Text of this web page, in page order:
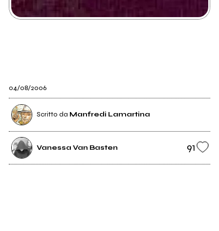
04/08/2006
Scritto da Manfredi Lamartina
Vanessa Van Basten 91